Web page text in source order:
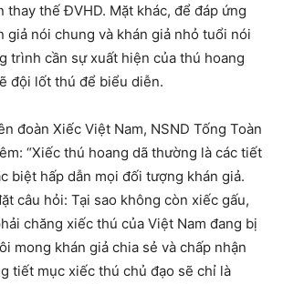
thay thế ĐVHD. Mặt khác, để đáp ứng
giả nói chung và khán giả nhỏ tuổi nói
trình cần sự xuất hiện của thú hoang
đội lốt thú để biểu diễn.
đoàn Xiếc Việt Nam, NSND Tống Toàn
“Xiếc thú hoang dã thường là các tiết
biệt hấp dẫn mọi đối tượng khán giả.
câu hỏi: Tại sao không còn xiếc gấu,
chăng xiếc thú của Việt Nam đang bị
mong khán giả chia sẻ và chấp nhận
tiết mục xiếc thú chủ đạo sẽ chỉ là